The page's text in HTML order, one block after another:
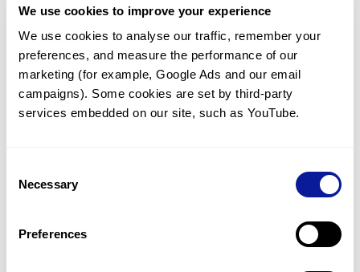
We use cookies to improve your experience
We use cookies to analyse our traffic, remember your
preferences, and measure the performance of our
marketing (for example, Google Ads and our email
campaigns). Some cookies are set by third-party
services embedded on our site, such as YouTube.
Selection
Necessary
Preferences
기술
Gene browser